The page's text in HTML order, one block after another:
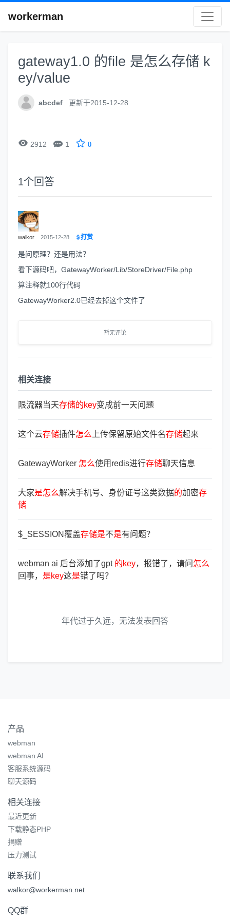
workerman
gateway1.0 的file 是怎么存储 k
ey/value
abcdef 更新于2015-12-28
 2912  1 0
1个回答
walkor 2015-12-28 打赏
是问原理？还是用法？
看下源码吧，GatewayWorker/Lib/StoreDriver/File.php
算注释就100行代码
GatewayWorker2.0已经去掉这个文件了
暂无评论
相关连接
限流器当天存储的key变成前一天问题
这个云存储插件怎么 上传保留原始文件名存储起来
GatewayWorker 怎么使用redis进行存储聊天信息
大家是怎么解决手机号、身份证号这类数据的加密存
储
$_SESSION覆盖存储是不是有问题？
webman ai 后台添加了gpt 的key，报错了，请问 怎么
回事， 是key这是错了吗？
年代过于久远，无法发表回答
产品
webman
webman AI
客服系统源码
聊天源码
相关连接
最近更新
下载静态PHP
捐赠
压力测试
联系我们
walkor@workerman.net
QQ群